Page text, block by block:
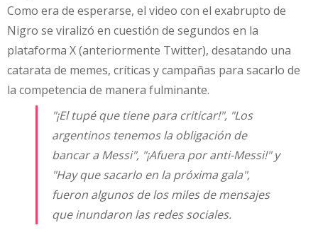
Como era de esperarse, el video con el exabrupto de
Nigro se viralizó en cuestión de segundos en la
plataforma X (anteriormente Twitter), desatando una
catarata de memes, críticas y campañas para sacarlo de
la competencia de manera fulminante.
"¡El tupé que tiene para criticar!", "Los
argentinos tenemos la obligación de
bancar a Messi", "¡Afuera por anti-Messi!" y
"Hay que sacarlo en la próxima gala",
fueron algunos de los miles de mensajes
que inundaron las redes sociales.